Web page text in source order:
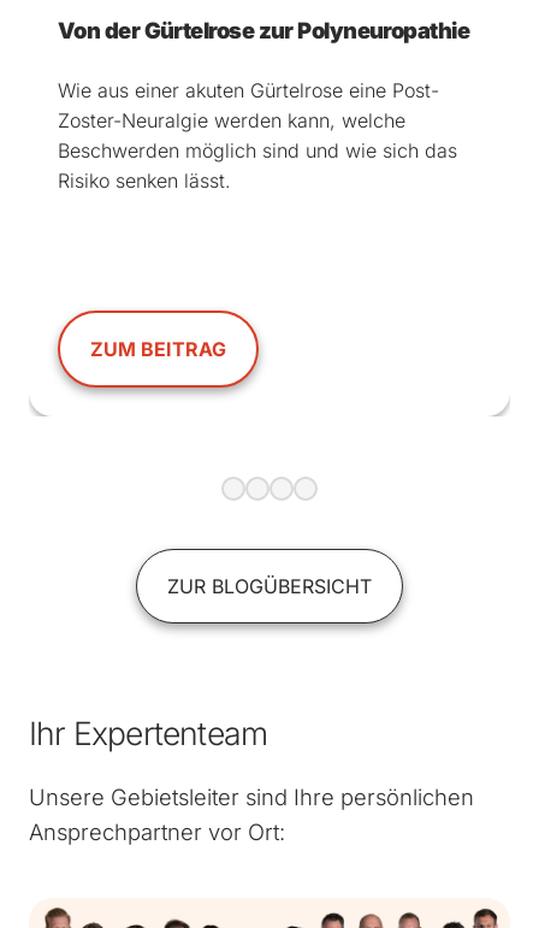
Von der Gürtelrose zur Polyneuropathie
Wie aus einer akuten Gürtelrose eine Post-
Zoster-Neuralgie werden kann, welche
Beschwerden möglich sind und wie sich das
Risiko senken lässt.
ZUM BEITRAG
ZUR BLOGÜBERSICHT
Ihr Expertenteam
Unsere Gebietsleiter sind Ihre persönlichen
Ansprechpartner vor Ort: